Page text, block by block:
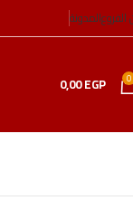
الفروعالمدونة
0
0,00EGP